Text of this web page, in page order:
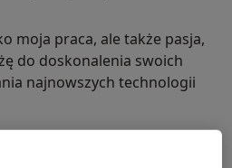
moja praca, ale także pasja,
do doskonalenia swoich
najnowszych technologii